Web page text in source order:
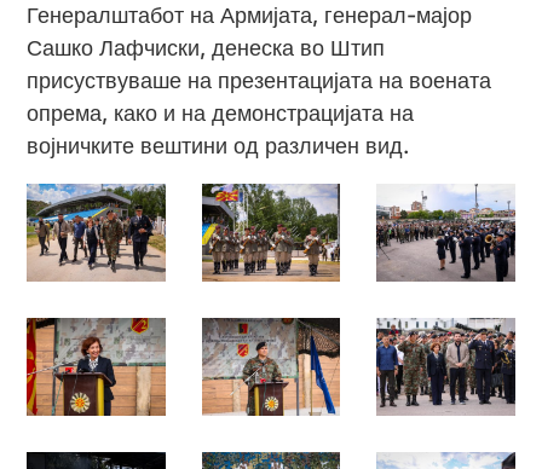
Генералштабот на Армијата, генерал-мајор
Сашко Лафчиски, денеска во Штип
присуствуваше на презентацијата на воената
опрема, како и на демонстрацијата на
војничките вештини од различен вид.